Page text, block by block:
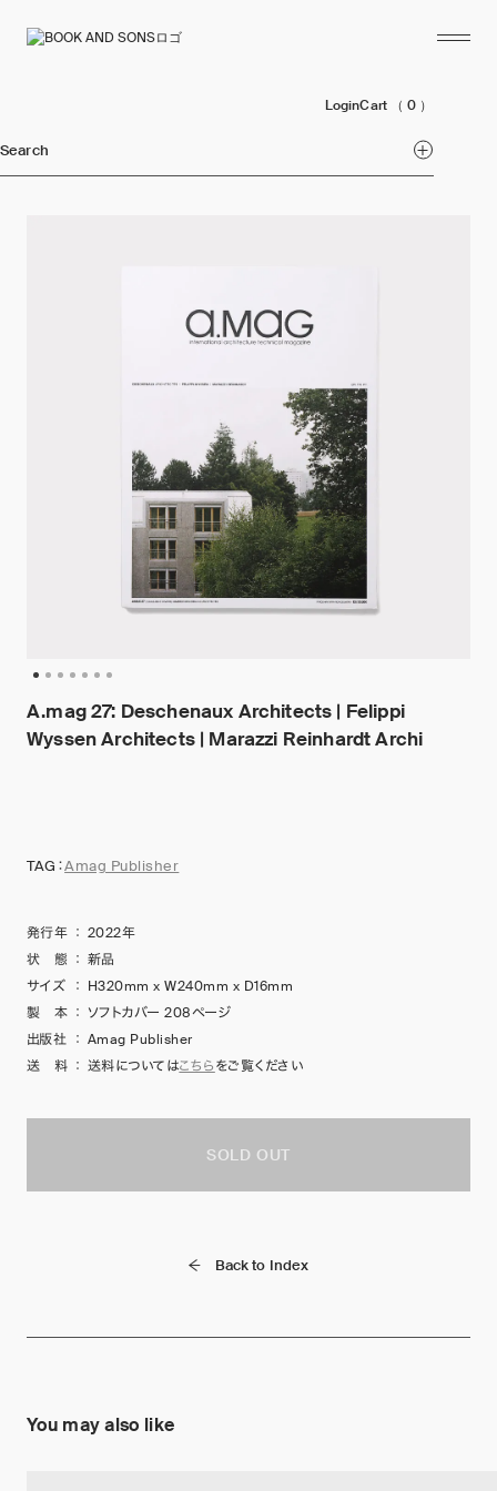
LoginCart （ 0 ）
Search
A.mag 27: Deschenaux Architects | Felippi
Wyssen Architects | Marazzi Reinhardt Archi
TAG：Amag Publisher
発行年 ： 2022年
状 態 ： 新品
サイズ
： H320mm x W240mm x D16mm
製 本 ： ソフトカバー 208ページ
出版社 ： Amag Publisher
送 料 ： 送料についてはこちらをご覧ください
SOLD OUT
Back to Index
You may also like